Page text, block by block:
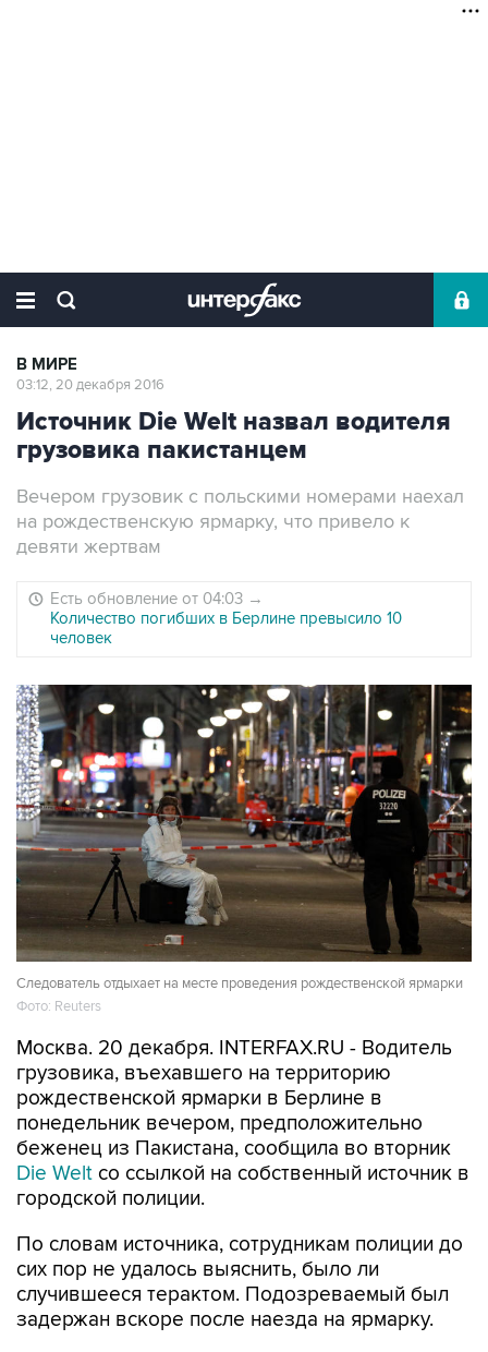
В МИРЕ
03:12, 20 декабря 2016
Источник Die Welt назвал водителя
грузовика пакистанцем
Вечером грузовик с польскими номерами наехал
на рождественскую ярмарку, что привело к
девяти жертвам
Есть обновление от 04:03 →
Количество погибших в Берлине превысило 10
человек
Следователь отдыхает на месте проведения рождественской ярмарки
Фото: Reuters
Москва. 20 декабря. INTERFAX.RU - Водитель
грузовика, въехавшего на территорию
рождественской ярмарки в Берлине в
понедельник вечером, предположительно
беженец из Пакистана, сообщила во вторник
Die Welt со ссылкой на собственный источник в
городской полиции.
По словам источника, сотрудникам полиции до
сих пор не удалось выяснить, было ли
случившееся терактом. Подозреваемый был
задержан вскоре после наезда на ярмарку.